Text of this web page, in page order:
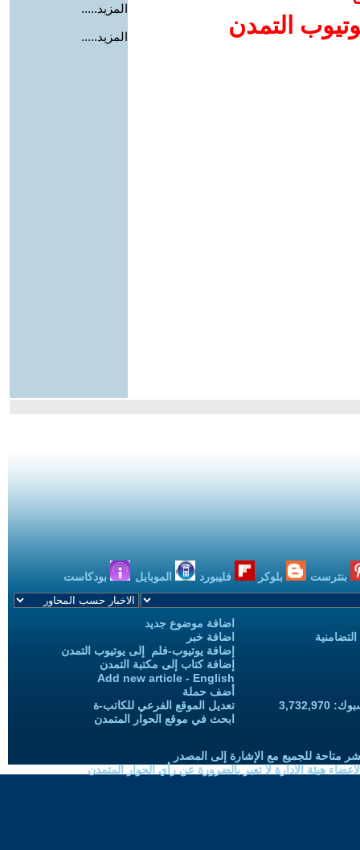
التمدن
المزيد.....
المزيد.....
بنترست بلوكر فليبورد الموبايل بودكاست
اضافة موضوع جديد
اضافة خبر
إضافة يوتيوب-فلم إلى يوتيوب التمدن
إضافة كتاب إلى مكتبة التمدن
Add new article - English
أضف حملة
تعديل الموقع الفرعي للكاتب-ة
ابحث في موقع الحوار المتمدن
متاحة للجميع مع الإشارة إلى المصدر
هيئة الادارة لا تعبر بالضرورة عن رأي الحوار المتمدن